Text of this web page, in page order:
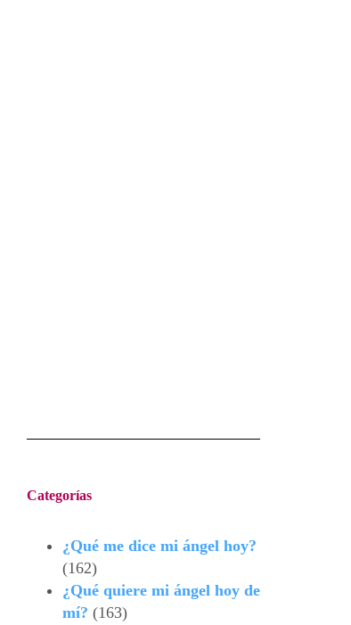
Categorías
¿Qué me dice mi ángel hoy?
(162)
¿Qué quiere mi ángel hoy de
mí? (163)